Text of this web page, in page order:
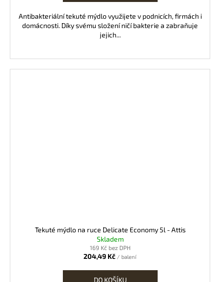
Antibakteriální tekuté mýdlo využijete v podnicích, firmách i
domácnosti. Díky svému složení ničí bakterie a zabraňuje
jejich...
Tekuté mýdlo na ruce Delicate Economy 5l - Attis
Skladem
169 Kč bez DPH
204,49 Kč / balení
DO KOŠÍKU